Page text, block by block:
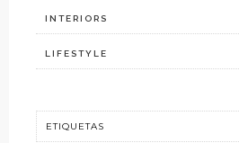
INTERIORS
LIFESTYLE